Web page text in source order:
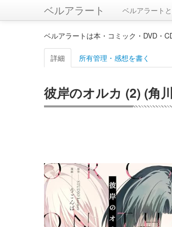
ベルアラート ベルアラート
ベルアラートは本・コミック・DVD・
詳細 所有管理・感想を書く
彼岸のオルカ (2) (角